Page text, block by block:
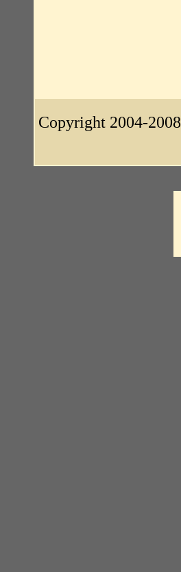
Copyright 2004-2008